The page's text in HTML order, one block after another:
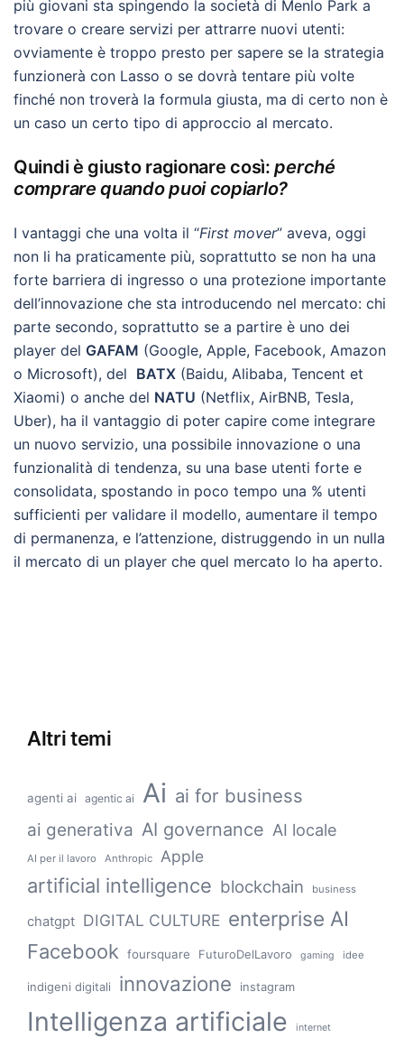
più giovani sta spingendo la società di Menlo Park a
trovare o creare servizi per attrarre nuovi utenti:
ovviamente è troppo presto per sapere se la strategia
funzionerà con Lasso o se dovrà tentare più volte
finché non troverà la formula giusta, ma di certo non è
un caso un certo tipo di approccio al mercato.
Quindi è giusto ragionare così:perché
comprare quando puoi copiarlo?
I vantaggi che una volta il “First mover” aveva, oggi
non li ha praticamente più, soprattutto se non ha una
forte barriera di ingresso o una protezione importante
dell’innovazione che sta introducendo nel mercato: chi
parte secondo, soprattutto se a partire è uno dei
player del GAFAM (Google, Apple, Facebook, Amazon
o Microsoft), del BATX (Baidu, Alibaba, Tencent et
Xiaomi) o anche del NATU (Netflix, AirBNB, Tesla,
Uber), ha il vantaggio di poter capire come integrare
un nuovo servizio, una possibile innovazione o una
funzionalità di tendenza, su una base utenti forte e
consolidata, spostando in poco tempo una % utenti
sufficienti per validare il modello, aumentare il tempo
di permanenza, e l’attenzione, distruggendo in un nulla
il mercato di un player che quel mercato lo ha aperto.
Altri temi
agenti ai agentic ai Ai ai for business
ai generativa AI governance AI locale
AI per il lavoro Anthropic Apple
artificial intelligence blockchain business
chatgpt DIGITAL CULTURE enterprise AI
Facebook foursquare FuturoDelLavoro gaming idee
indigeni digitali innovazione instagram
Intelligenza artificiale internet